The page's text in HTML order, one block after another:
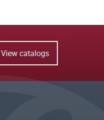
View catalogs